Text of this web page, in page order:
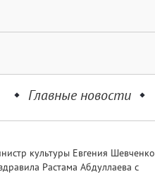
Главные новости
культуры Евгения Шевченко
Растама Абдуллаева с